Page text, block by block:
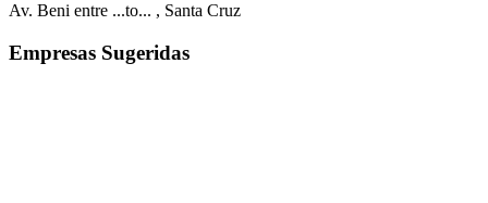
Av. Beni entre ...to... , Santa Cruz
Empresas Sugeridas